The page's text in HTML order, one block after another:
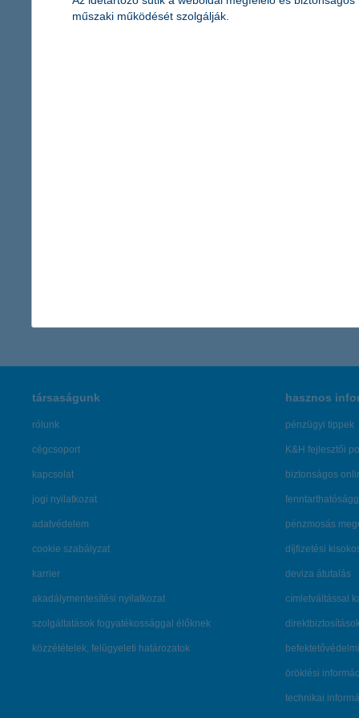
Készüljünk fel a hirtelen megváltozó időjárásra is, hiszen
hőmérséklet. A legjobb, ha gyerekeink rétegesen öltöznek fel,
és szerezzük be időben azokat a ruhadarabokat, amikre 10
társaságunk
rólunk
cégcsoport
kapcsolat
jogi nyilatkozat
adatvédelem
cookie szabályzat
karrier
akadálymentesítési nyilatkozat
szolgáltatások fogyatékossággal élőknek
közzétételek, felügyeleti határozatok
hasznos
pénzügyi tippek
K&H fejlesztői
biztonságos
pénzmosás
díjfizetési
deviza átutalás
címletváltással
öröklési
technikai
műszaki működését szolgálják.